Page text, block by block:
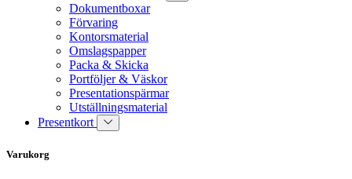
Dokumentboxar
Förvaring
Kontorsmaterial
Omslagspapper
Packa & Skicka
Portföljer & Väskor
Presentationspärmar
Utställningsmaterial
Presentkort
Varukorg